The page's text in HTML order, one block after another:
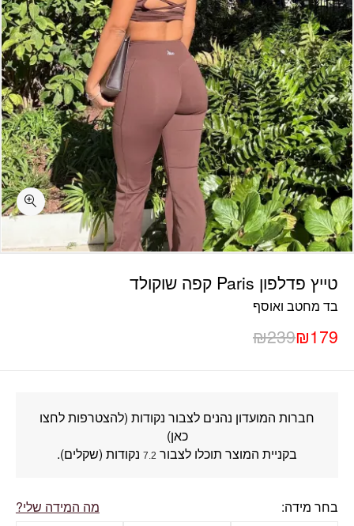
טייץ פדלפון Paris קפה שוקולד
בד מחטב ואוסף
₪239₪179
בחר מידה מה המידה שלי?
חברות המועדון נהנים לצבור נקודות (להצטרפות לחצו
כאן)
בקניית המוצר תוכלו לצבור 7.2 נקודות (שקלים).